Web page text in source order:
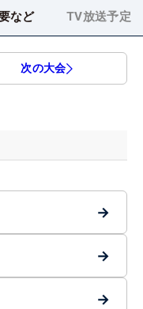
など TV放送予定
次の大会
→
→
→